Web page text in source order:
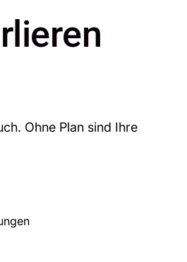
Ohne Plan sind Ihre